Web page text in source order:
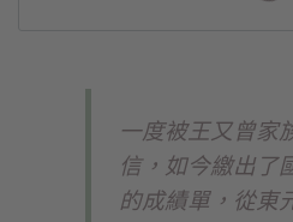
一度被王又曾家
信，如今繳出了
的成績單，從東